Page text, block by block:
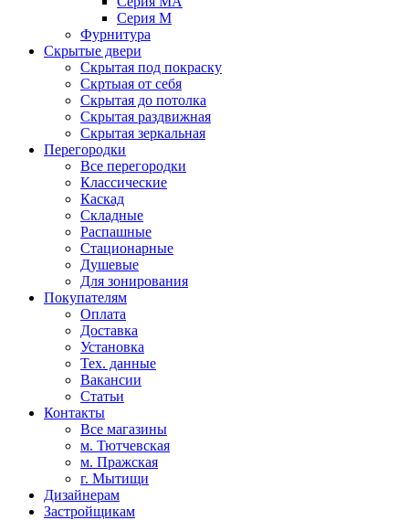
Серия M
Фурнитура
Скрытые двери
Скрытая под покраску
Скртыая от себя
Скрытая до потолка
Скрытая раздвижная
Скрытая зеркальная
Перегородки
Все перегородки
Классические
Каскад
Складные
Распашные
Стационарные
Душевые
Для зонирования
Покупателям
Оплата
Доставка
Установка
Тех. данные
Вакансии
Статьи
Контакты
Все магазины
м. Тютчевская
м. Пражская
г. Мытищи
Дизайнерам
Застройщикам